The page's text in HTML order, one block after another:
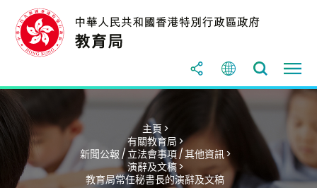
主頁 >
有關教育局 >
新聞公報 / 立法會事項 / 其他資訊 >
演辭及文稿 >
教育局常任秘書長的演辭及文稿